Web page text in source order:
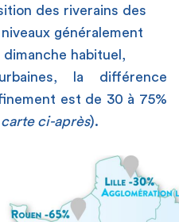
des riverains des
généralement
dimanche habituel,
la différence
est de 30 à 75%
ci-après).